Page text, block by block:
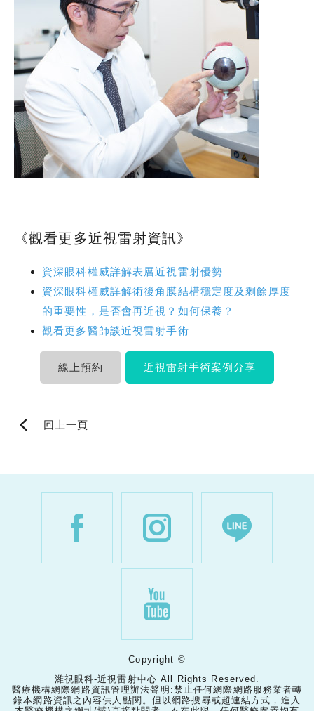
《觀看更多近視雷射資訊》
資深眼科權威詳解表層近視雷射優勢
資深眼科權威詳解術後角膜結構穩定度及剩餘厚度
的重要性，是否會再近視？如何保養？
觀看更多醫師談近視雷射手術
線上預約 近視雷射手術案例分享
回上一頁
Copyright ©
濰視眼科-近視雷射中心 All Rights Reserved.
醫療機構網際網路資訊管理辦法聲明:禁止任何網際網路服務業者轉
錄本網路資訊之內容供人點閱。但以網路搜尋或超連結方式，進入